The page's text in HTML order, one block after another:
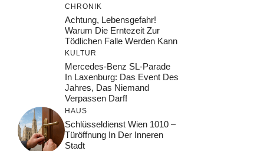
CHRONIK
Achtung, Lebensgefahr!
Warum Die Erntezeit Zur
Tödlichen Falle Werden Kann
KULTUR
Mercedes-Benz SL-Parade
In Laxenburg: Das Event Des
Jahres, Das Niemand
Verpassen Darf!
HAUS
Schlüsseldienst Wien 1010 –
Türöffnung In Der Inneren
Stadt